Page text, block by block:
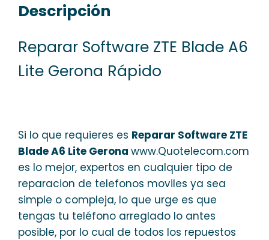
Descripción
Reparar Software ZTE Blade A6
Lite Gerona Rápido
Si lo que requieres es Reparar Software ZTE
Blade A6 Lite Gerona www.Quotelecom.com
es lo mejor, expertos en cualquier tipo de
reparacion de telefonos moviles ya sea
simple o compleja, lo que urge es que
tengas tu teléfono arreglado lo antes
posible, por lo cual de todos los repuestos